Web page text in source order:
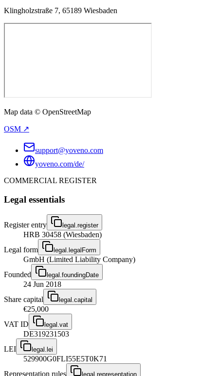
Klingholzstraße 7, 65189 Wiesbaden
Map data © OpenStreetMap
OSM ↗
support@yoveno.com
yoveno.com/de/
COMMERCIAL REGISTER
Legal essentials
Register entry legal.register
HRB 30458 (Wiesbaden)
Legal form
legal.legalForm
GmbH (Limited Liability Company)
Founded
legal.foundingDate
24 Jun 2018
Share capital
legal.capital
€25,000
VAT ID
legal.vat
DE319231503
LEI
legal.lei
529900G0FLI55E5T0K71
Representation rules
legal.representation